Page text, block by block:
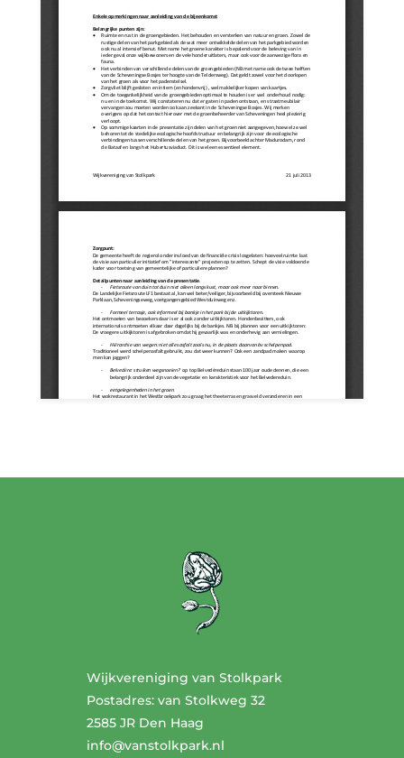
Wijkvereniging van Stolkpark
Postadres: van Stolkweg 32
2585 JR Den Haag
info@vanstolkpark.nl